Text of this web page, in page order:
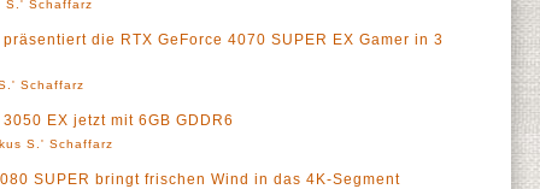
S.' Schaffarz
die RTX GeForce 4070 SUPER EX Gamer in 3
Schaffarz
EX jetzt mit 6GB GDDR6
S.' Schaffarz
SUPER bringt frischen Wind in das 4K-Segment